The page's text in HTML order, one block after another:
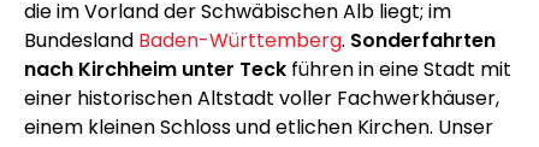
die im Vorland der Schwäbischen Alb liegt; im
Bundesland Baden-Württemberg. Sonderfahrten
nach Kirchheim unter Teck führen in eine Stadt mit
einer historischen Altstadt voller Fachwerkhäuser,
einem kleinen Schloss und etlichen Kirchen. Unser